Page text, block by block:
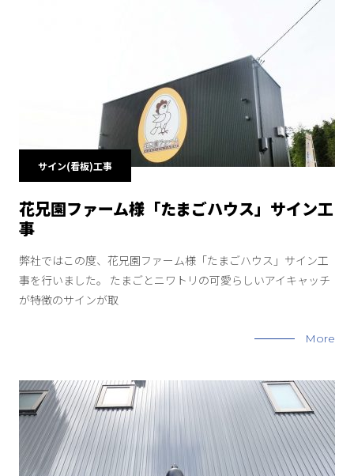
サイン(看板)工事
花兄園ファーム様「たまごハウス」サイン工
事
弊社ではこの度、花兄園ファーム様「たまごハウス」サイン工
事を行いました。 たまごとニワトリの可愛らしいアイキャッチ
が特徴のサインが取
More